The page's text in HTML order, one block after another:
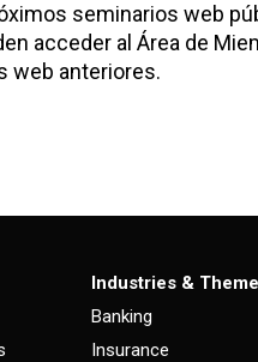
seminarios web
acceder al Área de
web anteriores.
Industries &
Banking
Insurance